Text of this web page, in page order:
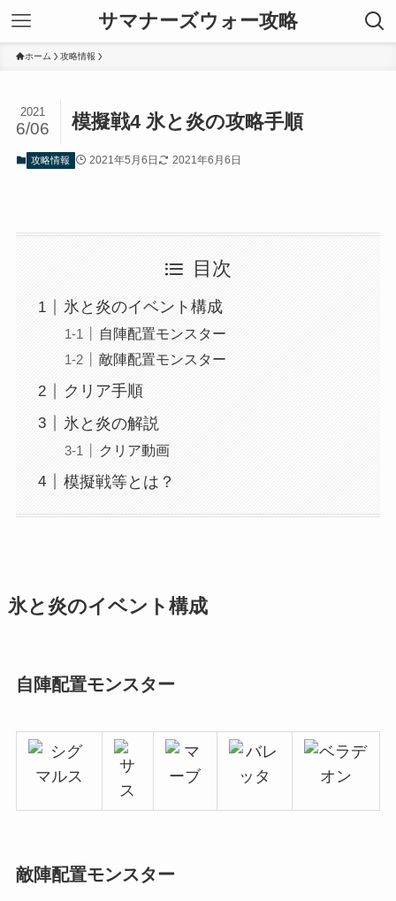
サマナーズウォー攻略
ホーム 攻略情報
模擬戦4 氷と炎の攻略手順
2021
6/06
攻略情報 2021年5月6日 2021年6月6日
目次
氷と炎のイベント構成
自陣配置モンスター
敵陣配置モンスター
クリア手順
氷と炎の解説
クリア動画
模擬戦等とは？
氷と炎のイベント構成
自陣配置モンスター
敵陣配置モンスター